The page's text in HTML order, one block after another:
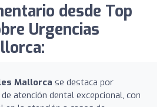
desde Top
Urgencias
Mallorca se destaca por
atención dental excepcional, con